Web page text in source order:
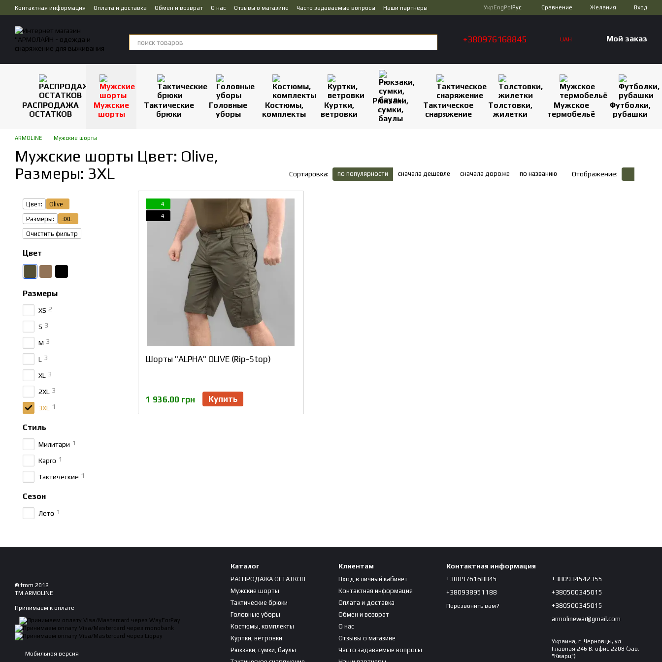
Перейти к основному контенту
Контактная информация Оплата и доставка Обмен и возврат О нас Отзывы о магазине Часто задаваемые вопросы
Наши партнеры
УкрEngPol Рус Сравнение Желания Вход
+380976168845 UAH Мой заказ
РАСПРОДАЖА
ОСТАТКОВ
Мужские
шорты
Тактические
брюки
Головные
уборы
Костюмы,
комплекты
Куртки,
ветровки
Рюкзаки,
сумки,
баулы
Тактическое
снаряжение
Толстовки,
жилетки
Мужское
термобельё
Футболки,
рубашки
ARMOLINE Мужские шорты
Мужские шорты Цвет: Olive,
Размеры: 3XL
Сортировка: по популярности сначала дешевле сначала дороже по названию Отображение:
4
4
Шорты "ALPHA" OLIVE (Rip-Stop)
1 936.00 грн Купить
Цвет:
Olive
Размеры:
3XL
Очистить фильтр
Цвет
Размеры
XS 2
S 3
M 3
L 3
XL 3
2XL 3
3XL 1
Стиль
Милитари 1
Карго 1
Тактические 1
Сезон
Лето 1
© from 2012
TM ARMOLINE
Принимаем к оплате
Мобильная версия
Каталог
РАСПРОДАЖА ОСТАТКОВ
Мужские шорты
Тактические брюки
Головные уборы
Костюмы, комплекты
Куртки, ветровки
Рюкзаки, сумки, баулы
Клиентам
Вход в личный кабинет
Контактная информация
Оплата и доставка
Обмен и возврат
О нас
Отзывы о магазине
Часто задаваемые вопросы
Контактная информация
+380976168845
+380938951188
Перезвонить вам?
+380934542355
+380500345015
+380500345015
armolinewar@gmail.com
Украина, г. Черновцы, ул.
Главная 246 В, офис 2208 (зав.
"Кварц")